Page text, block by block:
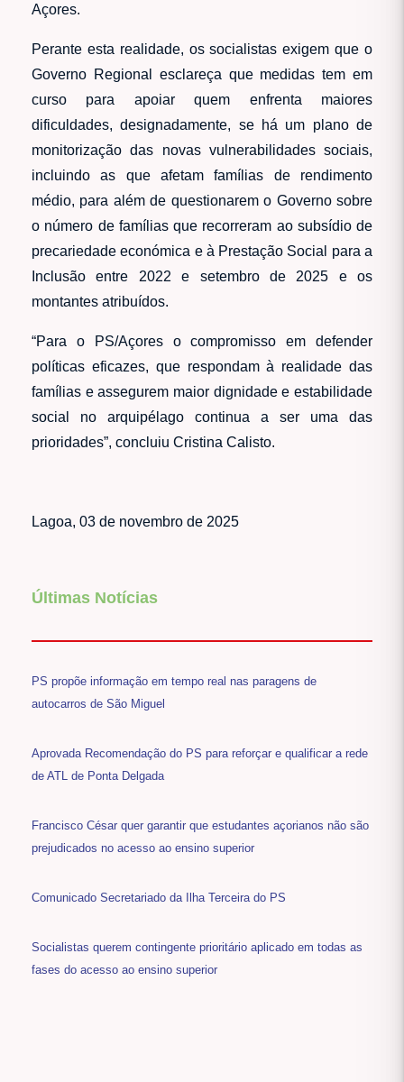
Açores.
Perante esta realidade, os socialistas exigem que o
Governo Regional esclareça que medidas tem em
curso para apoiar quem enfrenta maiores
dificuldades, designadamente, se há um plano de
monitorização das novas vulnerabilidades sociais,
incluindo as que afetam famílias de rendimento
médio, para além de questionarem o Governo sobre
o número de famílias que recorreram ao subsídio de
precariedade económica e à Prestação Social para a
Inclusão entre 2022 e setembro de 2025 e os
montantes atribuídos.
“Para o PS/Açores o compromisso em defender
políticas eficazes, que respondam à realidade das
famílias e assegurem maior dignidade e estabilidade
social no arquipélago continua a ser uma das
prioridades”, concluiu Cristina Calisto.
Lagoa, 03 de novembro de 2025
Últimas Notícias
PS propõe informação em tempo real nas paragens de
autocarros de São Miguel
Aprovada Recomendação do PS para reforçar e qualificar a rede
de ATL de Ponta Delgada
Francisco César quer garantir que estudantes açorianos não são
prejudicados no acesso ao ensino superior
Comunicado Secretariado da Ilha Terceira do PS
Socialistas querem contingente prioritário aplicado em todas as
fases do acesso ao ensino superior